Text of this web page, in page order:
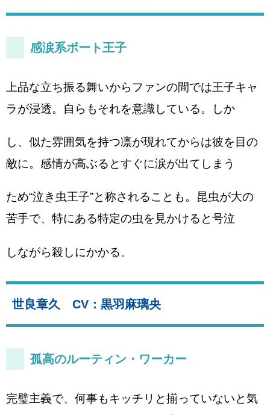
感涙系ボート王子
上品な立ち振る舞いからファンの間では王子キャ
ラが浸透。自らもそれを意識している。しか
し、似た雰囲気を持つ凛が現れてからは彼を目の
敵に。感情が高ぶるとすぐに涙が出てしまう
ため“泣き虫王子”と称されることも。昆虫が大の
苦手で、特にある特定の虫を見かけると号泣
しながら殺しにかかる。
世良章久 CV：黒羽麻璃央
孤高のルーティン・ワーカー
完璧主義で、何事もキッチリと揃っていないと気